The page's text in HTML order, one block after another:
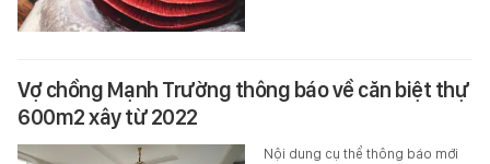
Vợ chồng Mạnh Trường thông báo về căn biệt thự
600m2 xây từ 2022
Nội dung cụ thể thông báo mới